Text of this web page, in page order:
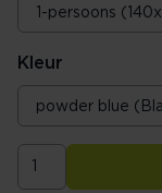
Kleur